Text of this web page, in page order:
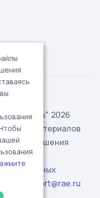
2026
материалов
с разрешения
данных
-
support@rae.ru